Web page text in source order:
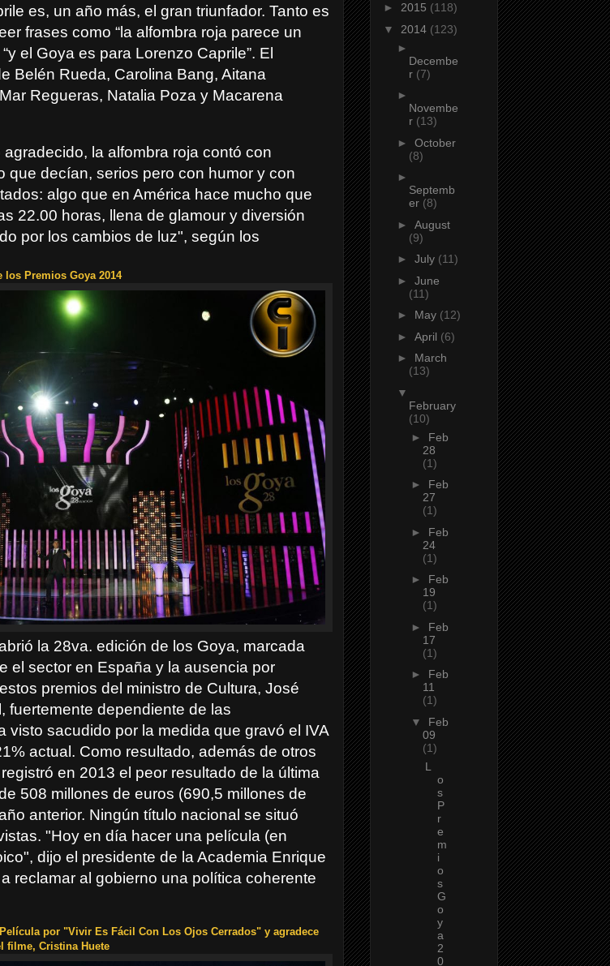
es, un año más, el gran triunfador. Tanto es
frases como “la alfombra roja parece un
el Goya es para Lorenzo Caprile”. El
Belén Rueda, Carolina Bang, Aitana
Regueras, Natalia Poza y Macarena
la alfombra roja contó con
que decían, serios pero con humor y con
algo que en América hace mucho que
22.00 horas, llena de glamour y diversión
por los cambios de luz", según los
los Premios Goya 2014
la 28va. edición de los Goya, marcada
el sector en España y la ausencia por
premios del ministro de Cultura, José
fuertemente dependiente de las
visto sacudido por la medida que gravó el IVA
actual. Como resultado, además de otros
en 2013 el peor resultado de la última
508 millones de euros (690,5 millones de
anterior. Ningún título nacional se situó
"Hoy en día hacer una película (en
dijo el presidente de la Academia Enrique
reclamar al gobierno una política coherente
por "Vivir Es Fácil Con Los Ojos Cerrados" y agradece
filme, Cristina Huete
► 2015 (118)
▼ 2014 (123)
►
Decembe
r (7)
►
Novembe
r (13)
► October
(8)
►
Septemb
er (8)
► August
(9)
► July (11)
► June
(11)
► May (12)
► April (6)
► March
(13)
▼
February
(10)
► Feb
28
(1)
► Feb
27
(1)
► Feb
24
(1)
► Feb
19
(1)
► Feb
17
(1)
► Feb
11
(1)
▼ Feb
09
(1)
L
o
s
P
r
e
m
i
o
s
G
o
y
a
2
0